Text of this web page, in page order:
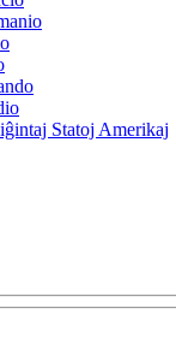
Statoj Amerikaj